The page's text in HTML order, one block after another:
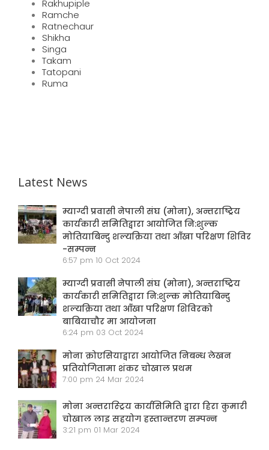
Rakhupiple
Ramche
Ratnechaur
Shikha
Singa
Takam
Tatopani
Ruma
Latest News
म्याग्दी प्रवासी नेपाली संघ (मोना), अन्तराष्ट्रिय
कार्यकारी समितिद्वारा आयोजित नि:शुल्क
मोतियाबिन्दु शल्यक्रिया तथा आँखा परिक्षण शिविर
-सम्पन्न
6:57 pm 10 Oct 2024
म्याग्दी प्रवासी नेपाली संघ (मोना), अन्तराष्ट्रिय
कार्यकारी समितिद्वारा नि:शुल्क मोतियाबिन्दु
शल्यक्रिया तथा आँखा परिक्षण शिविरको
बाबियाचौर मा आयोजना
6:24 pm 03 Oct 2024
मोना क्रोएसियाद्वारा आयोजित निबन्ध लेखन
प्रतियोगितामा शंकर चोखाल प्रथम
7:00 pm 24 Mar 2024
मोना अन्तरास्ट्रिय कार्यसिमिति द्वारा हिरा कुमारी
चोखाल लाइ सहयोग हस्तान्तरण सम्पन्न
3:21 pm 01 Mar 2024